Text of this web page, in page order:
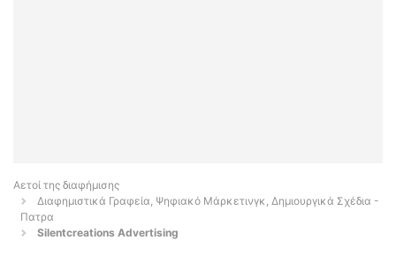
Αετοί της διαφήμισης
Διαφημιστικά Γραφεία, Ψηφιακό Μάρκετινγκ, Δημιουργικά Σχέδια -
Πατρα
Silentcreations Advertising